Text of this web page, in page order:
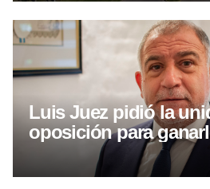
Luis Juez pidió la
oposición para
elecciones a Llaryora